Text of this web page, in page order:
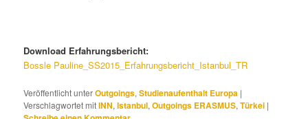
Download Erfahrungsbericht:
Bossle Pauline_SS2015_Erfahrungsbericht_Istanbul_TR
Veröffentlicht unterOutgoings,Studienaufenthalt Europa |
Verschlagwortet mitINN,Istanbul,Outgoings ERASMUS,Türkei |